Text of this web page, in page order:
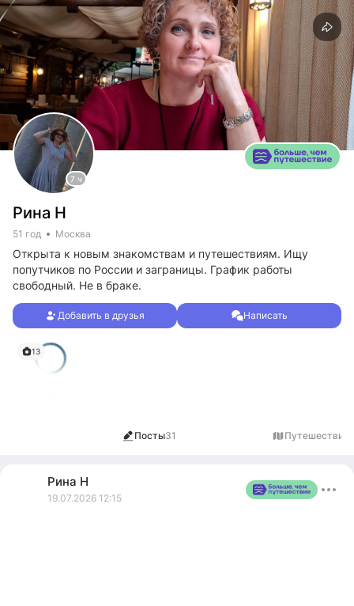
7 ч
Рина Н
51 год Москва
Открыта к новым знакомствам и путешествиям. Ищу
попутчиков по России и заграницы. График работы
свободный. Не в браке.
Добавить в друзья Написать
13
Посты31 Путешествия
Рина Н
19.07.2026 12:15